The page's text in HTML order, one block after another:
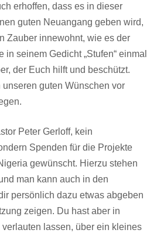
erhoffen, dass es in dieser
guten Neuangang geben wird,
Zauber innewohnt, wie es der
in seinem Gedicht „Stufen“ einmal
der Euch hilft und beschützt.
guten Wünschen vor
Peter Gerloff, kein
Spenden für die Projekte
gewünscht. Hierzu stehen
man kann auch in den
persönlich dazu etwas abgeben
zeigen. Du hast aber in
lassen, über ein kleines